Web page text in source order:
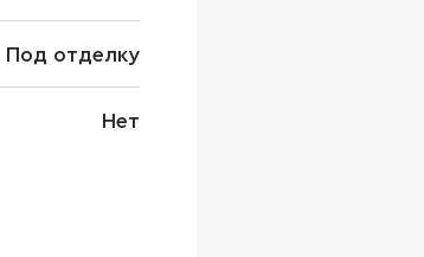
Под отделку
Нет